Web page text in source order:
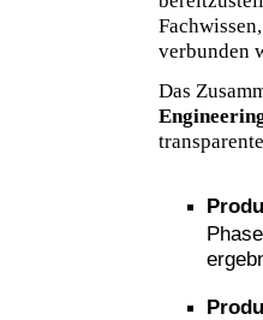
verbunden
Das